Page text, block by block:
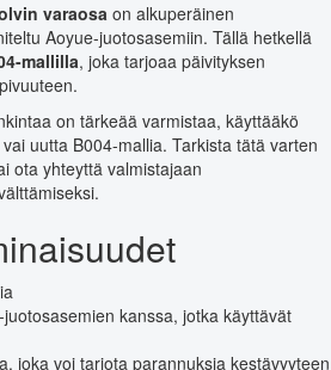
varaosa on alkuperäinen
Aoyue-juotosasemiin. Tällä hetkellä
mallilla, joka tarjoaa päivityksen
on tärkeää varmistaa, käyttääkö
uutta B004-mallia. Tarkista tätä varten
ota yhteyttä valmistajaan
kanssa, jotka käyttävät
joka voi tarjota parannuksia kestävyyteen